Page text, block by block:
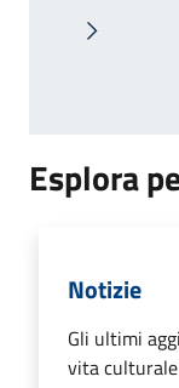
Pagina
Esplora
Notizie
Gli ultimi
vita